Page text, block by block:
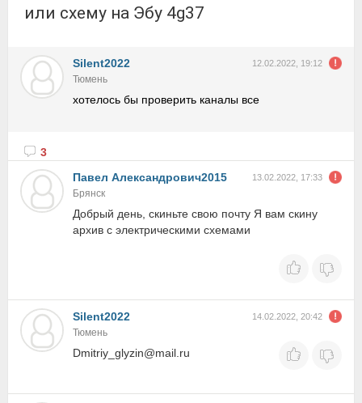
или схему на Эбу 4g37
Silent2022 12.02.2022, 19:12
Тюмень
хотелось бы проверить каналы все
3
Павел Александрович2015
13.02.2022, 17:33
Брянск
Добрый день, скиньте свою почту Я вам скину
архив с электрическими схемами
Silent2022 14.02.2022, 20:42
Тюмень
Dmitriy_glyzin@mail.ru